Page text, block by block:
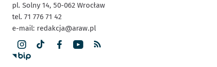
pl. Solny 14, 50-062 Wrocław
tel. 71 776 71 42
e-mail: redakcja@araw.pl